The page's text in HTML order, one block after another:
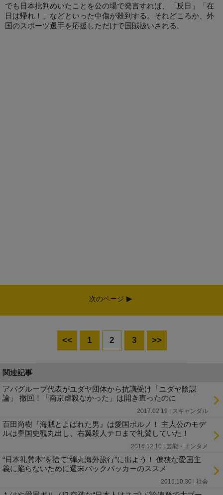
でも日本批判めいたことを公の場で発言すれば、「反日」「在
日は帰れ！」などといった中傷が殺到する。それどころか、外
国のスポーツ選手を応援しただけで国賊扱いされる。
次のページ
<< 1 2 3 >>
関連記事
アパグループ代表がユダヤ団体から抗議受け「ユダヤ陰謀
論」 撤回！「南京虐殺なかった」は開き直ったのに
2017.02.19 | スキャンダル
百田尚樹『海賊とよばれた男』は愛国ポルノ！ 主人公のモデ
ルは皇国史観丸出し、右翼殺人テロまで礼賛していた！
2016.12.10 | 芸能・エンタメ
“日本礼賛本”を捨て“弾丸海外旅行”に出よう！ 偏狭な愛国主
義に陥らないために週末バックパッカーのススメ
2015.10.30 | 社会